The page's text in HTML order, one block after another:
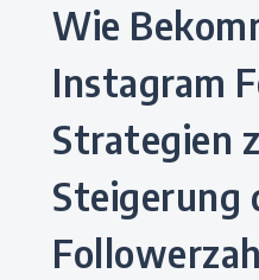
Wie Bekommt Man
Instagram
Strategien
Steigerung